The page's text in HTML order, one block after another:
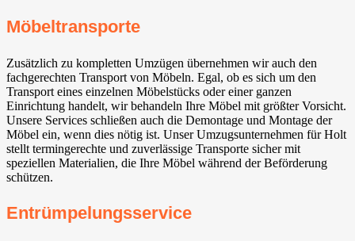
Möbeltransporte
Zusätzlich zu kompletten Umzügen übernehmen wir auch den
fachgerechten Transport von Möbeln. Egal, ob es sich um den
Transport eines einzelnen Möbelstücks oder einer ganzen
Einrichtung handelt, wir behandeln Ihre Möbel mit größter Vorsicht.
Unsere Services schließen auch die Demontage und Montage der
Möbel ein, wenn dies nötig ist. Unser Umzugsunternehmen für Holt
stellt termingerechte und zuverlässige Transporte sicher mit
speziellen Materialien, die Ihre Möbel während der Beförderung
schützen.
Entrümpelungsservice